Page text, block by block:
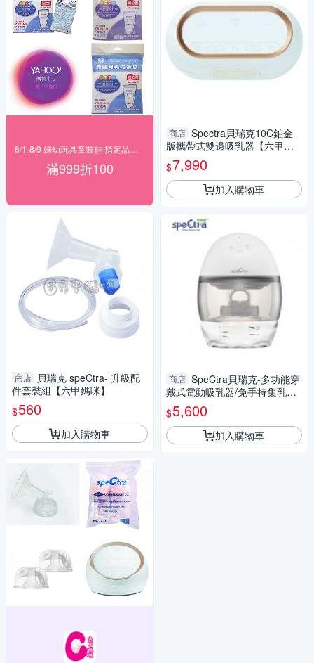
滿999折100
商店 貝瑞克 speCtra- 升級配
件套裝組【六甲媽咪】
$560
加入購物車
商店 Spectra貝瑞克10C鉑金
版攜帶式雙邊吸乳器【六甲媽
咪】
$7,990
加入購物車
商店 SpeCtra貝瑞克-多功能穿
戴式電動吸乳器/免手持集乳器
【六甲媽咪】
$5,600
加入購物車